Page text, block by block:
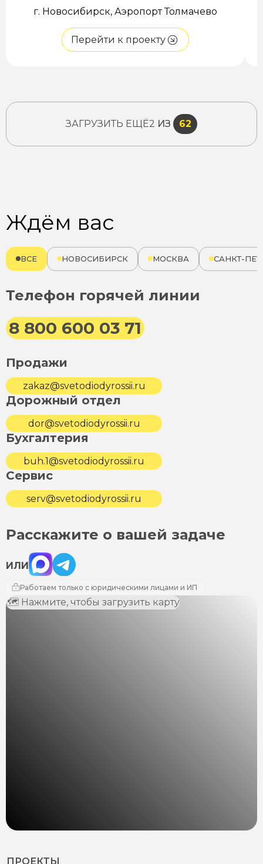
г. Новосибирск, Аэропорт Толмачево
Перейти к проекту
ЗАГРУЗИТЬ ЕЩЁ2 ИЗ 62
Ждём вас
ВСЕ НОВОСИБИРСК МОСКВА САНКТ-
Телефон горячей линии
8 800 600 03 71
Продажи
zakaz@svetodiodyrossii.ru
Дорожный отдел
dor@svetodiodyrossii.ru
Бухгалтерия
buh.1@svetodiodyrossii.ru
Сервис
serv@svetodiodyrossii.ru
Расскажите о вашей задаче
ИЛИ
Max Telegram
Работаем только с юридическими лицами и ИП
🗺 Нажмите, чтобы загрузить карту
ПРОЕКТЫ